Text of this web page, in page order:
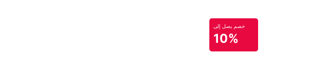
خصم يصل إلى
10%